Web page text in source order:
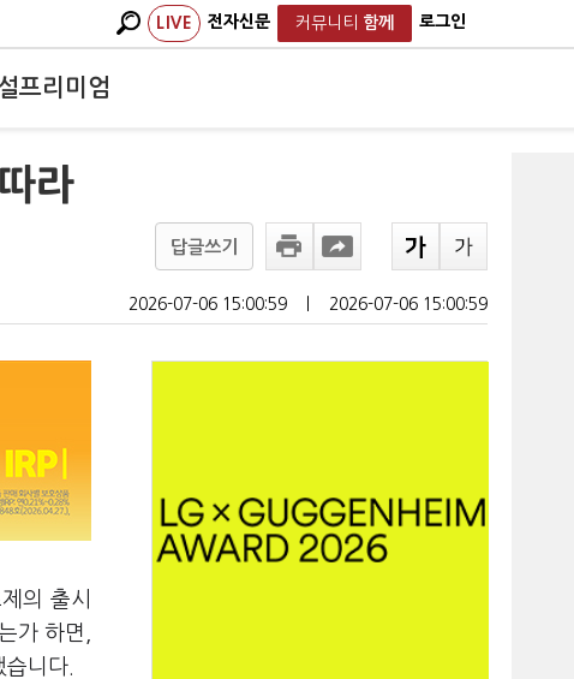
LIVE 전자신문 커뮤니티 함께 로그인
프리미엄
라
답글쓰기
2026-07-06 15:00:59 2026-07-06 15:00:59
의 출시
가 하면,
니다.